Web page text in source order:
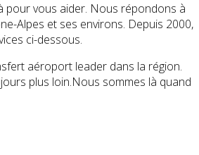
vous aider. Nous répondons à
Alpes et ses environs. Depuis 2000,
ci-dessous.
aéroport leader dans la région.
plus loin.Nous sommes là quand